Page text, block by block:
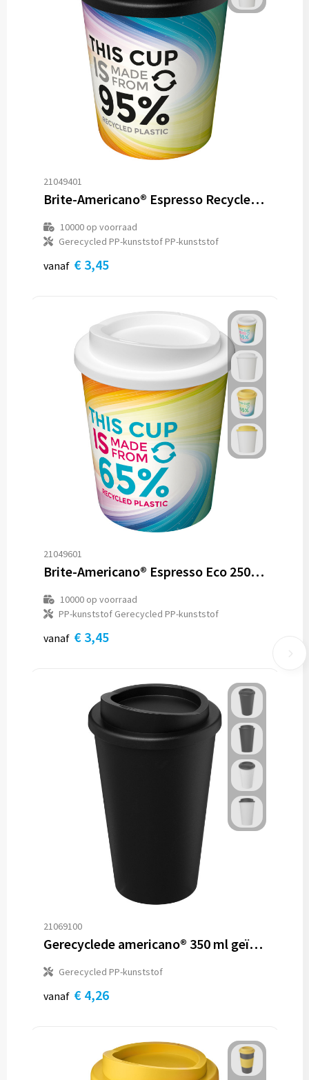
21049401
Brite-Americano® Espresso Recycled 250 ml geïsoleerde beker
10000op voorraad
Gerecycled PP-kunststof PP-kunststof
vanaf € 3,45
21049601
Brite-Americano® Espresso Eco 250 ml geïsoleerde beker
10000op voorraad
PP-kunststof Gerecycled PP-kunststof
vanaf € 3,45
21069100
Gerecyclede americano® 350 ml geïsoleerde beker
Gerecycled PP-kunststof
vanaf € 4,26